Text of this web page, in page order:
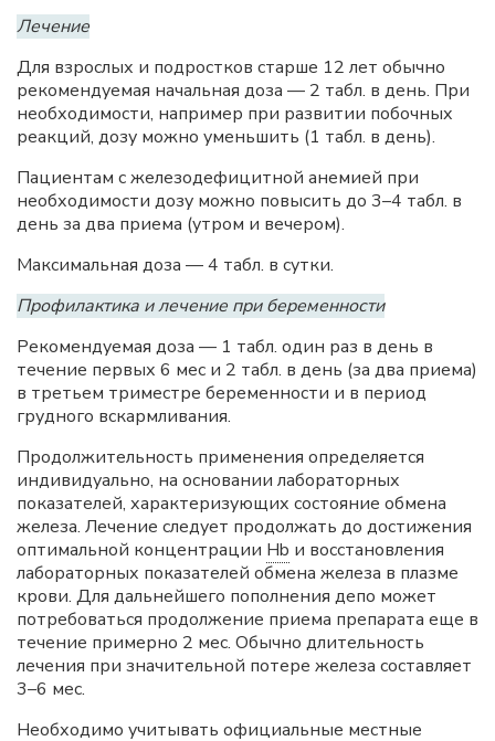
Лечение
Для взрослых и подростков старше 12 лет обычно
рекомендуемая начальная доза — 2 табл. в день. При
необходимости, например при развитии побочных
реакций, дозу можно уменьшить (1 табл. в день).
Пациентам с железодефицитной анемией при
необходимости дозу можно повысить до 3–4 табл. в
день за два приема (утром и вечером).
Максимальная доза — 4 табл. в сутки.
Профилактика и лечение при беременности
Рекомендуемая доза — 1 табл. один раз в день в
течение первых 6 мес и 2 табл. в день (за два приема)
в третьем триместре беременности и в период
грудного вскармливания.
Продолжительность применения определяется
индивидуально, на основании лабораторных
показателей, характеризующих состояние обмена
железа. Лечение следует продолжать до достижения
оптимальной концентрации Hb и восстановления
лабораторных показателей обмена железа в плазме
крови. Для дальнейшего пополнения депо может
потребоваться продолжение приема препарата еще в
течение примерно 2 мес. Обычно длительность
лечения при значительной потере железа составляет
3–6 мес.
Необходимо учитывать официальные местные